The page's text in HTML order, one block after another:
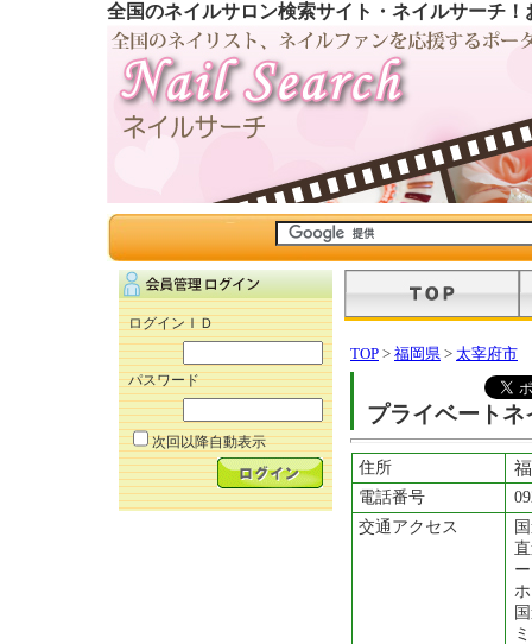
全国のネイルサロン検索サイト・ネイルサーチ
ログインＩＤ
パスワード
次回以降自動表示
TOP > 福岡県 > 太宰府市
プライベート
住所
電話番号
交通アクセス